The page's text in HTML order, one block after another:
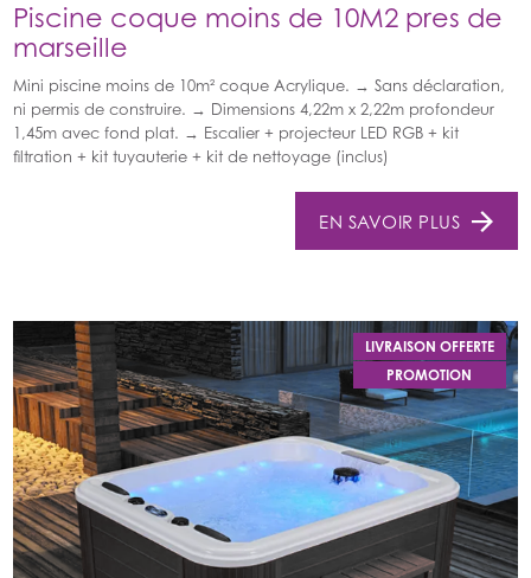
Piscine coque moins de 10M2 pres de
marseille
Mini piscine moins de 10m² coque Acrylique. → Sans déclaration,
ni permis de construire. → Dimensions 4,22m x 2,22m profondeur
1,45m avec fond plat. → Escalier + projecteur LED RGB + kit
filtration + kit tuyauterie + kit de nettoyage (inclus)
EN SAVOIR PLUS
LIVRAISON OFFERTE
PROMOTION